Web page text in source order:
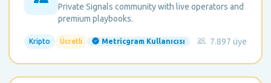
Private Signals community with live operators and
premium playbooks.
Kripto Ücretli Metricgram Kullanıcısı 7.897 üye